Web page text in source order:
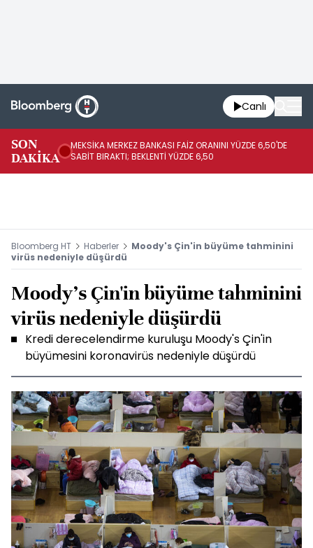
Canlı
SON
DAKİKA
MEKSİKA MERKEZ BANKASI FAİZ ORANINI YÜZDE 6,50'DE
SABİT BIRAKTI; BEKLENTİ YÜZDE 6,50
Bloomberg HT Haberler
Moody's Çin'in büyüme tahminini
virüs nedeniyle düşürdü
Moody's Çin'in büyüme tahminini
virüs nedeniyle düşürdü
Kredi derecelendirme kuruluşu Moody's Çin'in
büyümesini koronavirüs nedeniyle düşürdü